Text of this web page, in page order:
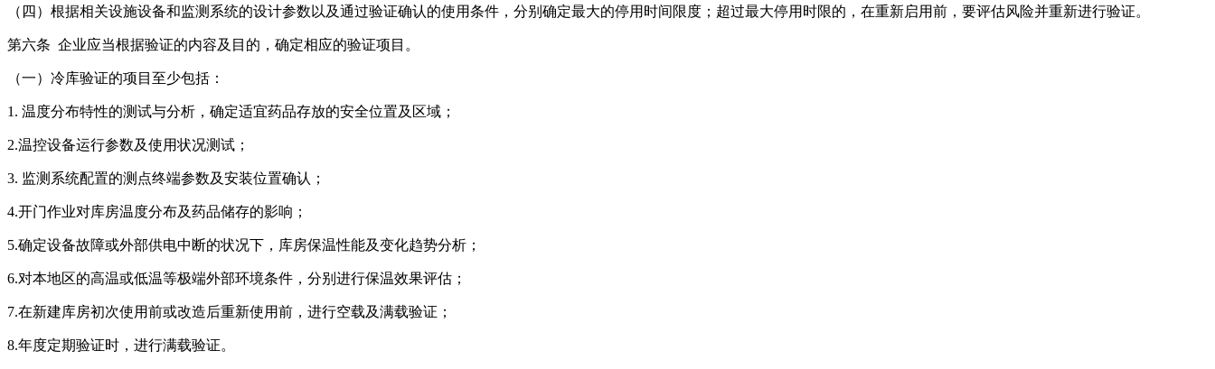
（四）根据相关设施设备和监测系统的设计参数以及通过验证确认的使用条件，分别确定最大的停用时间限度；超过最大停用时限的，在重新启用前，要评估风险并重新进行验证。
第六条 企业应当根据验证的内容及目的，确定相应的验证项目。
（一）冷库验证的项目至少包括：
1. 温度分布特性的测试与分析，确定适宜药品存放的安全位置及区域；
2.温控设备运行参数及使用状况测试；
3. 监测系统配置的测点终端参数及安装位置确认；
4.开门作业对库房温度分布及药品储存的影响；
5.确定设备故障或外部供电中断的状况下，库房保温性能及变化趋势分析；
6.对本地区的高温或低温等极端外部环境条件，分别进行保温效果评估；
7.在新建库房初次使用前或改造后重新使用前，进行空载及满载验证；
8.年度定期验证时，进行满载验证。